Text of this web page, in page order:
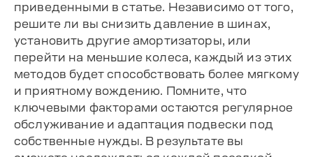
приведенными в статье. Независимо от того,
решите ли вы снизить давление в шинах,
установить другие амортизаторы, или
перейти на меньшие колеса, каждый из этих
методов будет способствовать более мягкому
и приятному вождению. Помните, что
ключевыми факторами остаются регулярное
обслуживание и адаптация подвески под
собственные нужды. В результате вы